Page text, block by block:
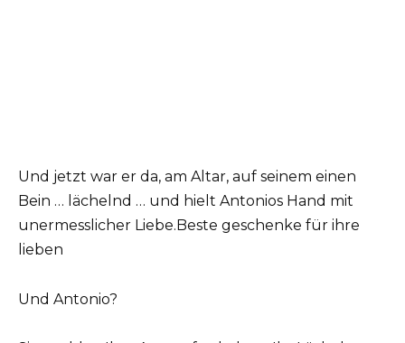
Und jetzt war er da, am Altar, auf seinem einen
Bein … lächelnd … und hielt Antonios Hand mit
unermesslicher Liebe.Beste geschenke für ihre
lieben
Und Antonio?